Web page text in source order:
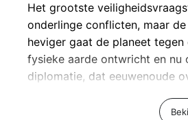
Het grootste
onderlinge conflicten, maar
heviger gaat de planeet
fysieke aarde ontwricht en nu
diplomatie, dat eeuwenoude